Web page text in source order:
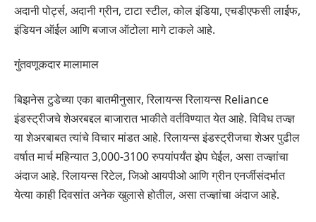
अदानी पोर्ट्स, अदानी ग्रीन, टाटा स्टील, कोल इंडिया, एचडीएफसी लाईफ,
इंडियन ऑईल आणि बजाज ऑटोला मागे टाकले आहे.
गुंतवणूकदार मालामाल
बिझनेस टुडेच्या एका बातमीनुसार, रिलायन्स रिलायन्स Reliance
इंडस्ट्रीजचे शेअरबद्दल बाजारात भाकीते वर्तविण्यात येत आहे. विविध तज्ज्ञ
या शेअरबाबत त्यांचे विचार मांडत आहे. रिलायन्स इंडस्ट्रीजचा शेअर पुढील
वर्षात मार्च महिन्यात 3,000-3100 रुपयांपर्यंत झेप घेईल, असा तज्ज्ञांचा
अंदाज आहे. रिलायन्स रिटेल, जिओ आयपीओ आणि ग्रीन एनर्जीसंदर्भात
येत्या काही दिवसांत अनेक खुलासे होतील, असा तज्ज्ञांचा अंदाज आहे.